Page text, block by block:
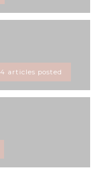
4 articles posted